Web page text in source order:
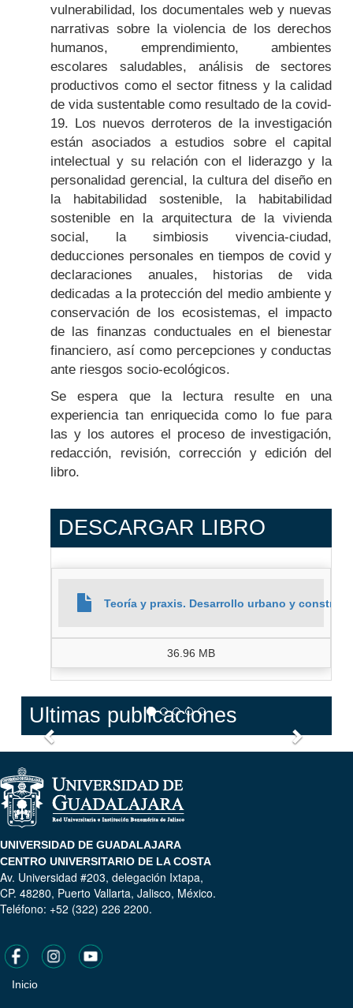
vulnerabilidad, los documentales web y nuevas
narrativas sobre la violencia de los derechos
humanos, emprendimiento, ambientes
escolares saludables, análisis de sectores
productivos como el sector fitness y la calidad
de vida sustentable como resultado de la covid-
19. Los nuevos derroteros de la investigación
están asociados a estudios sobre el capital
intelectual y su relación con el liderazgo y la
personalidad gerencial, la cultura del diseño en
la habitabilidad sostenible, la habitabilidad
sostenible en la arquitectura de la vivienda
social, la simbiosis vivencia-ciudad,
deducciones personales en tiempos de covid y
declaraciones anuales, historias de vida
dedicadas a la protección del medio ambiente y
conservación de los ecosistemas, el impacto
de las finanzas conductuales en el bienestar
financiero, así como percepciones y conductas
ante riesgos socio-ecológicos.
Se espera que la lectura resulte en una
experiencia tan enriquecida como lo fue para
las y los autores el proceso de investigación,
redacción, revisión, corrección y edición del
libro.
DESCARGAR LIBRO
Teoría y praxis. Desarrollo urbano y
36.96 MB
Ultimas publicaciones
Anterior
UNIVERSIDAD DE GUADALAJARA
CENTRO UNIVERSITARIO DE LA COSTA
Av. Universidad #203, delegación Ixtapa,
CP. 48280, Puerto Vallarta, Jalisco, México.
Teléfono: +52 (322) 226 2200.
Pie
Inicio